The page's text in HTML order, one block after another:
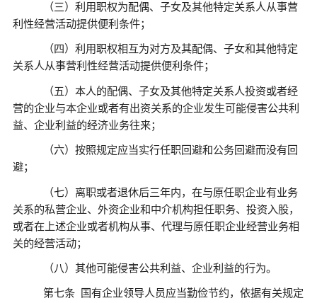
（三）利用职权为配偶、子女及其他特定关系人从事营
利性经营活动提供便利条件；
（四）利用职权相互为对方及其配偶、子女和其他特定
关系人从事营利性经营活动提供便利条件；
（五）本人的配偶、子女及其他特定关系人投资或者经
营的企业与本企业或者有出资关系的企业发生可能侵害公共利
益、企业利益的经济业务往来；
（六）按照规定应当实行任职回避和公务回避而没有回
避；
（七）离职或者退休后三年内，在与原任职企业有业务
关系的私营企业、外资企业和中介机构担任职务、投资入股，
或者在上述企业或者机构从事、代理与原任职企业经营业务相
关的经营活动；
（八）其他可能侵害公共利益、企业利益的行为。
第七条
国有企业领导人员应当勤俭节约，依据有关规定